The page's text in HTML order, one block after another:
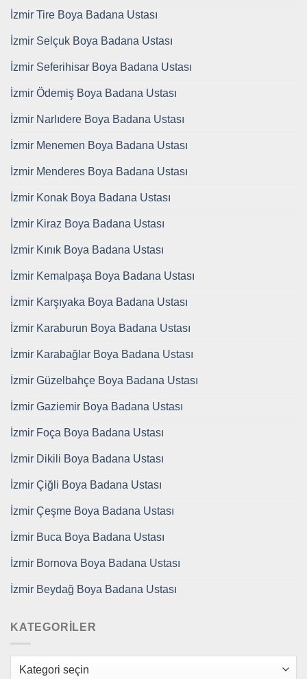
İzmir Tire Boya Badana Ustası
İzmir Selçuk Boya Badana Ustası
İzmir Seferihisar Boya Badana Ustası
İzmir Ödemiş Boya Badana Ustası
İzmir Narlıdere Boya Badana Ustası
İzmir Menemen Boya Badana Ustası
İzmir Menderes Boya Badana Ustası
İzmir Konak Boya Badana Ustası
İzmir Kiraz Boya Badana Ustası
İzmir Kınık Boya Badana Ustası
İzmir Kemalpaşa Boya Badana Ustası
İzmir Karşıyaka Boya Badana Ustası
İzmir Karaburun Boya Badana Ustası
İzmir Karabağlar Boya Badana Ustası
İzmir Güzelbahçe Boya Badana Ustası
İzmir Gaziemir Boya Badana Ustası
İzmir Foça Boya Badana Ustası
İzmir Dikili Boya Badana Ustası
İzmir Çiğli Boya Badana Ustası
İzmir Çeşme Boya Badana Ustası
İzmir Buca Boya Badana Ustası
İzmir Bornova Boya Badana Ustası
İzmir Beydağ Boya Badana Ustası
KATEGORILER
Kategoriler